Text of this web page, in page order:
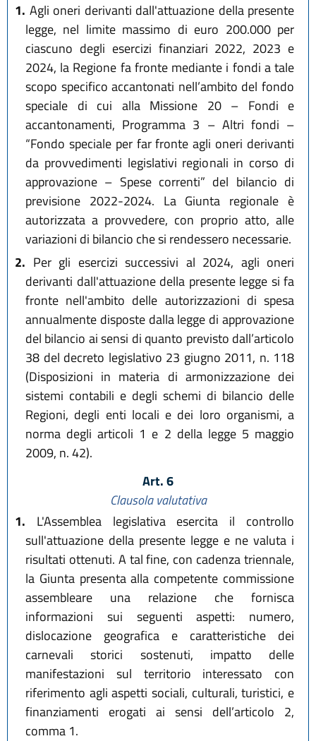
1. Agli oneri derivanti dall'attuazione della presente
legge, nel limite massimo di euro 200.000 per
ciascuno degli esercizi finanziari 2022, 2023 e
2024, la Regione fa fronte mediante i fondi a tale
scopo specifico accantonati nell’ambito del fondo
speciale di cui alla Missione 20 – Fondi e
accantonamenti, Programma 3 – Altri fondi –
“Fondo speciale per far fronte agli oneri derivanti
da provvedimenti legislativi regionali in corso di
approvazione – Spese correnti” del bilancio di
previsione 2022-2024. La Giunta regionale è
autorizzata a provvedere, con proprio atto, alle
variazioni di bilancio che si rendessero necessarie.
2. Per gli esercizi successivi al 2024, agli oneri
derivanti dall'attuazione della presente legge si fa
fronte nell'ambito delle autorizzazioni di spesa
annualmente disposte dalla legge di approvazione
del bilancio ai sensi di quanto previsto dall’articolo
38 del decreto legislativo 23 giugno 2011, n. 118
(Disposizioni in materia di armonizzazione dei
sistemi contabili e degli schemi di bilancio delle
Regioni, degli enti locali e dei loro organismi, a
norma degli articoli 1 e 2 della legge 5 maggio
2009, n. 42).
Art. 6
Clausola valutativa
1. L'Assemblea legislativa esercita il controllo
sull'attuazione della presente legge e ne valuta i
risultati ottenuti. A tal fine, con cadenza triennale,
la Giunta presenta alla competente commissione
assembleare una relazione che fornisca
informazioni sui seguenti aspetti: numero,
dislocazione geografica e caratteristiche dei
carnevali storici sostenuti, impatto delle
manifestazioni sul territorio interessato con
riferimento agli aspetti sociali, culturali, turistici, e
finanziamenti erogati ai sensi dell’articolo 2,
comma 1.